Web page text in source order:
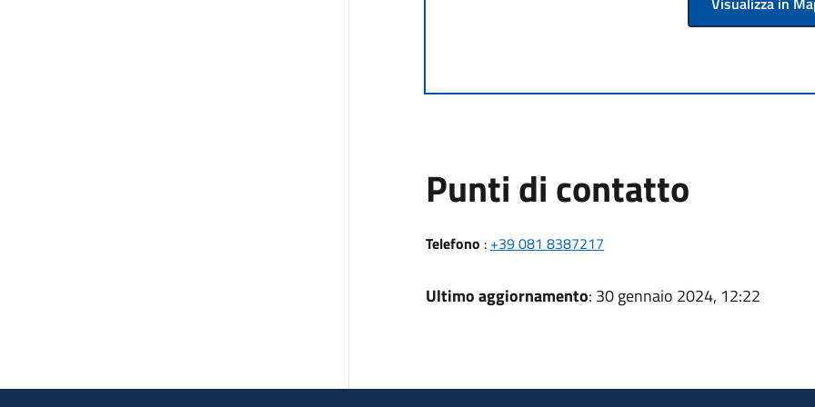
Punti di contatto
Telefono : +39 081 8387217
Ultimo aggiornamento: 30 gennaio 2024, 12:22